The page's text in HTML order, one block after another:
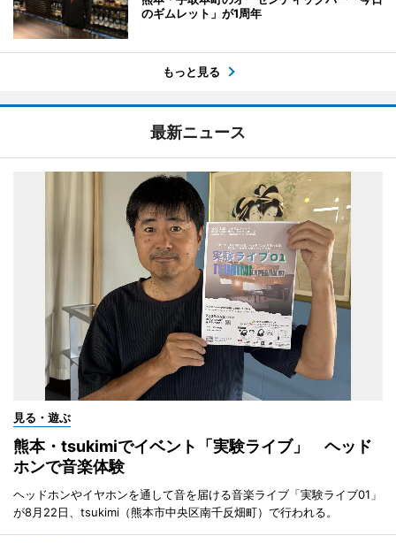
のギムレット」が1周年
もっと見る
最新ニュース
見る・遊ぶ
熊本・tsukimiでイベント「実験ライブ」 ヘッド
ホンで音楽体験
ヘッドホンやイヤホンを通して音を届ける音楽ライブ「実験ライブ01」
が8月22日、tsukimi（熊本市中央区南千反畑町）で行われる。